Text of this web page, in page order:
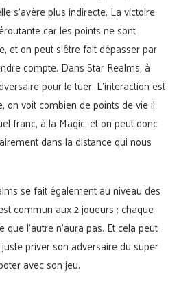
s’avère plus indirecte. La victoire
car les points ne sont
et on peut s’être fait dépasser par
compte. Dans Star Realms, à
pour le tuer. L’interaction est
on voit combien de points de vie il
franc, à la Magic, et on peut donc
dans la distance qui nous
se fait également au niveau des
commun aux 2 joueurs : chaque
l’autre n’aura pas. Et cela peut
priver son adversaire du super
avec son jeu.